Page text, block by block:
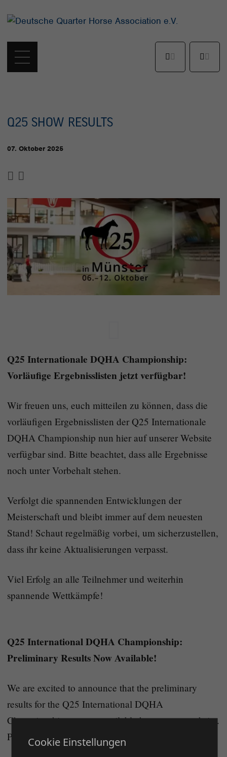
Q25 SHOW RESULTS
07. Oktober 2025
Q25 Internationale DQHA Championship:
Vorläufige Ergebnisslisten jetzt verfügbar!
Wir freuen uns, euch mitteilen zu können, dass die
vorläufigen Ergebnisslisten der Q25 Internationale
DQHA Championship nun hier auf unserer Website
verfügbar sind. Bitte beachtet, dass alle Ergebnisse
noch unter Vorbehalt stehen.
Verfolgt die spannenden Entwicklungen der
Meisterschaft und bleibt immer auf dem neuesten
Stand! Schaut regelmäßig vorbei, um sicherzustellen,
dass ihr keine Aktualisierungen verpasst.
Viel Erfolg an alle Teilnehmer und weiterhin
spannende Wettkämpfe!
Q25 International DQHA Championship:
Preliminary Results Now Available!
We are excited to announce that the preliminary
results for the Q25 International DQHA
Championship are now available here on our website.
Please note that all results are still provisional.
Cookie Einstellungen